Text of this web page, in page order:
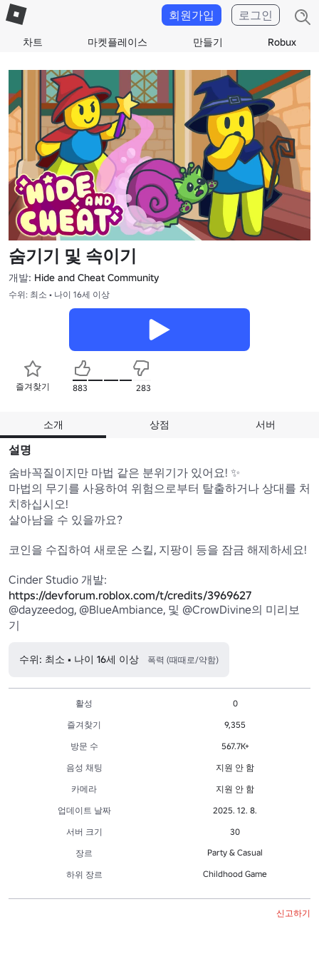
차트 마켓플레이스 만들기 Robux
회원가입 로그인
숨기기 및 속이기
개발: Hide and Cheat Community
수위: 최소 • 나이 16세 이상
즐겨찾기 883 283
소개 상점 서버
설명
숨바꼭질이지만 마법 같은 분위기가 있어요! ✨
마법의 무기를 사용하여 위험으로부터 탈출하거나 상대를 처
치하십시오!
살아남을 수 있을까요?
코인을 수집하여 새로운 스킬, 지팡이 등을 잠금 해제하세요!
https://devforum.roblox.com/t/credits/3969627
@dayzeedog, @BlueAmbiance, 및 @CrowDivine의 미리보
기
수위: 최소 • 나이 16세 이상 폭력 (때때로/약함)
활성
0
즐겨찾기
9,355
방문 수
567.7K+
음성 채팅
지원 안 함
카메라
지원 안 함
업데이트 날짜
2025. 12. 8.
서버 크기
30
장르
Party & Casual
하위 장르 Childhood Game
신고하기